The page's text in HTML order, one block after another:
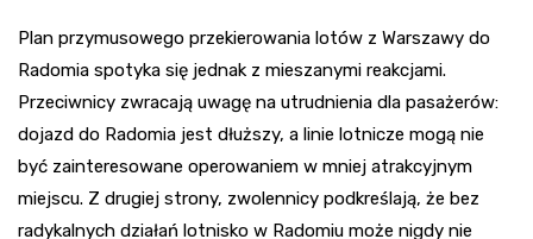
Plan przymusowego przekierowania lotów z Warszawy do
Radomia spotyka się jednak z mieszanymi reakcjami.
Przeciwnicy zwracają uwagę na utrudnienia dla pasażerów:
dojazd do Radomia jest dłuższy, a linie lotnicze mogą nie
być zainteresowane operowaniem w mniej atrakcyjnym
miejscu. Z drugiej strony, zwolennicy podkreślają, że bez
radykalnych działań lotnisko w Radomiu może nigdy nie